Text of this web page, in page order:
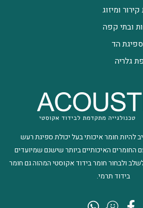
להיות חומר איכותי בעל יכולת ספיגת רעש
החומרים האיכותיים ביותר שישנם שמיועדים
ולבחור חומר בידוד אקוסטי המהוה גם חומר
בידוד תרמי.
ומיזוג
ובתי קפה
הד
גלריה